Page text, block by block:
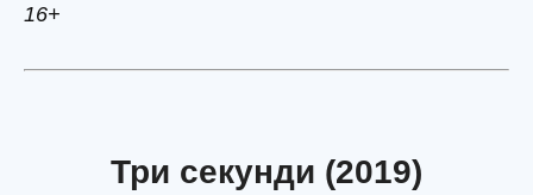
16+
Три секунди (2019)